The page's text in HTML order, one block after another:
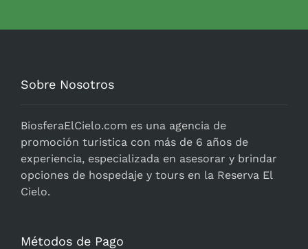
Sobre Nosotros
BiosferaElCielo.com es una agencia de
promoción turistica con más de 6 años de
experiencia, especializada en asesorar y brindar
opciones de hospedaje y tours en la Reserva El
Cielo.
Métodos de Pago